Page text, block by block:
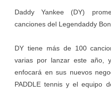
Daddy Yankee (DY)
canciones del Legendaddy
DY tiene más de 100
varias por lanzar este año,
enfocará en sus nuevos
PADDLE tennis y el equipo